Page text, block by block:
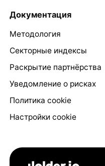
Документация
Методология
Секторные индексы
Раскрытие партнёрства
Уведомление о рисках
Политика cookie
Настройки cookie